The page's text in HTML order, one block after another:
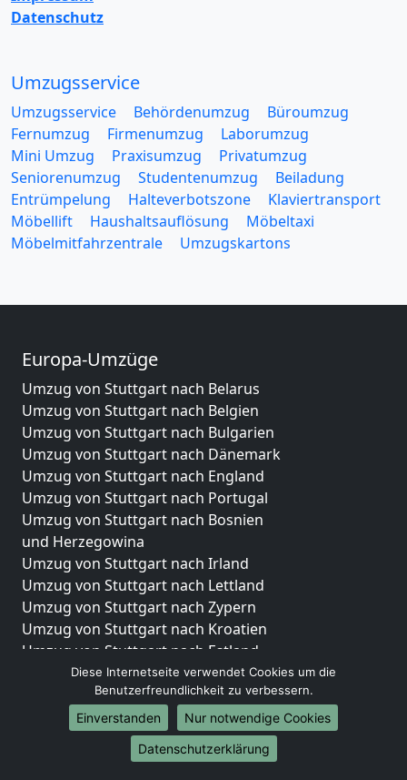
Datenschutz
Umzugsservice
Umzugsservice Behördenumzug
Büroumzug
Fernumzug
Firmenumzug
Laborumzug
Mini Umzug
Praxisumzug
Privatumzug
Seniorenumzug
Studentenumzug
Beiladung
Entrümpelung
Halteverbotszone
Klaviertransport
Möbellift
Haushaltsauflösung
Möbeltaxi
Möbelmitfahrzentrale
Umzugskartons
Europa-Umzüge
Umzug von Stuttgart nach Belarus
Umzug von Stuttgart nach Belgien
Umzug von Stuttgart nach Bulgarien
Umzug von Stuttgart nach Dänemark
Umzug von Stuttgart nach England
Umzug von Stuttgart nach Portugal
Umzug von Stuttgart nach Bosnien
und Herzegowina
Umzug von Stuttgart nach Irland
Umzug von Stuttgart nach Lettland
Umzug von Stuttgart nach Zypern
Umzug von Stuttgart nach Kroatien
Umzug von Stuttgart nach Estland
Umzug von Stuttgart nach Finnland
Umzug von Stuttgart nach Frankreich
Umzug von Stuttgart nach Griechenland
Umzug von Stuttgart nach Italien
Umzug von Stuttgart nach Liechtenstein
Diese Internetseite verwendet Cookies um die
Benutzerfreundlichkeit zu verbessern.
Einverstanden
Nur notwendige Cookies
Datenschutzerklärung